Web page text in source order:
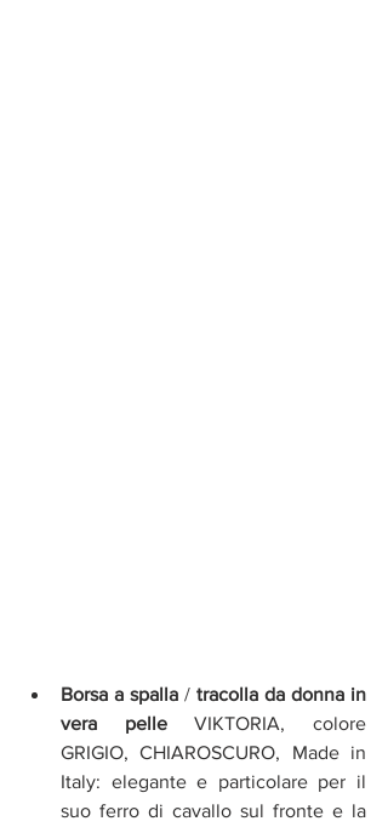
Borsa a spalla / tracolla da donna in
vera pelle VIKTORIA, colore
GRIGIO, CHIAROSCURO, Made in
Italy: elegante e particolare per il
suo ferro di cavallo sul fronte e la